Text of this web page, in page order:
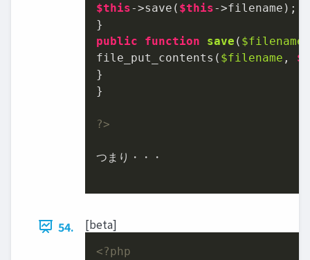
$this->save( $this->filename);
public
function save ( $filename
file_put_contents( $filename ,
}
}
?>
つまり・・・
54. [beta]
<?php